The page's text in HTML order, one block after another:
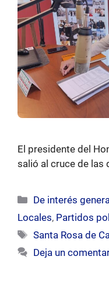
El presidente del
salió al cruce de las
Categorías
De interés
Locales, Partidos
Etiquetas
Santa Rosa de
Deja un